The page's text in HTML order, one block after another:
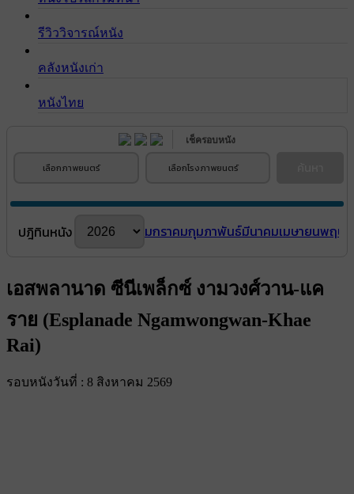
รีวิววิจารณ์หนัง
คลังหนังเก่า
หนังไทย
เช็ครอบหนัง
เลือกภาพยนตร์ เลือกโรงภาพยนตร์
ปฎิทินหนัง มกราคมกุมภาพันธ์มีนาคมเมษายนพฤษ
เอสพลานาด ซีนีเพล็กซ์ งามวงศ์วาน-แค
ราย (Esplanade Ngamwongwan-Khae
Rai)
รอบหนังวันที่ : 8 สิงหาคม 2569